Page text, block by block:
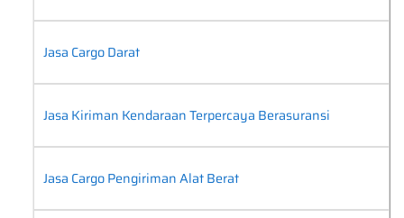
Jasa Cargo Darat
Jasa Kiriman Kendaraan Terpercaya Berasuransi
Jasa Cargo Pengiriman Alat Berat